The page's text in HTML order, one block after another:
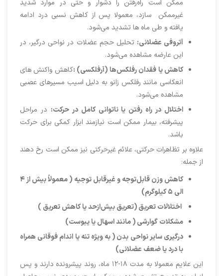
ممکن است راه‌رفتن را دشوار و حتی در موارد شدید
غیرممکن سازد، معمولا پس از کاهش نسبی درد ادامه
یافته و طی ماه ها تشدید می‌شود.
آتروفی عضلانی: تحلیل حجم عضلات در نواحی درگیر، در
این عارضه مشاهده می‌شود.
کاهش یا فقدان رفلکس‌ها (آرفلکسی) :کاهش واکنش های
انعکاسی مانند رفلکس زانو به دلیل اسیب مسیرهای عصبی
مشاهده می‌شود.
اختلال در راه ‌رفتن یا ناتوانی کامل در حرکت: در مراحل
پیشرفته، بیمار ممکن است نیازمند ابزار کمکی برای حرکت
باشد.
علاوه بر تظاهرات حرکتی، علائم غیرحرکتی نیز ممکن است رخ دهند
از جمله:
کاهش وزن قابل‌توجه و غیرقابل‌ توجیه ( معمولاً بیش از ۴
الی ۵کیلوگرم)
اختلالات تعریق (تعریق بیش‌ازحد یا کاهش تعریق )
مشکلات گوارشی ( مانند اسهال یا یبوست)
درگیری سایر نواحی بدن ( به ویژه تنه یا اندام فوقانی همراه
با درد یا ضعف عضلانی)
این علایم معمولا به مدت ۱۸-۱۲ ماه، روند پیشرونده دارند و پس